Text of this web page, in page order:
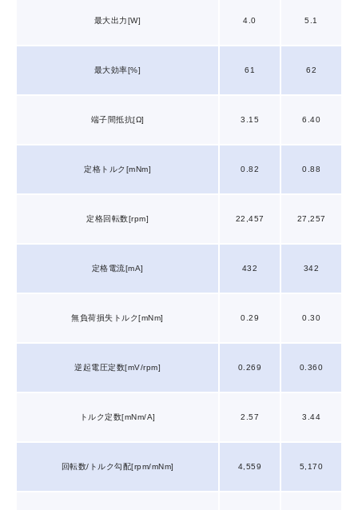
最大出力[W] 4.0 5.1
最大効率[%] 61 62
端子間抵抗[Ω] 3.15 6.40
定格トルク[mNm] 0.82 0.88
定格回転数[rpm] 22,457 27,257
定格電流[mA] 432 342
無負荷損失トルク[mNm] 0.29 0.30
逆起電圧定数[mV/rpm] 0.269 0.360
トルク定数[mNm/A] 2.57 3.44
回転数/トルク勾配[rpm/mNm] 4,559 5,170